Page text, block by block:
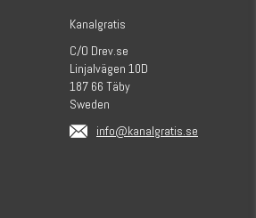
Kanalgratis
C/O Drev.se
Linjalvägen 10D
187 66 Täby
Sweden
info@kanalgratis.se